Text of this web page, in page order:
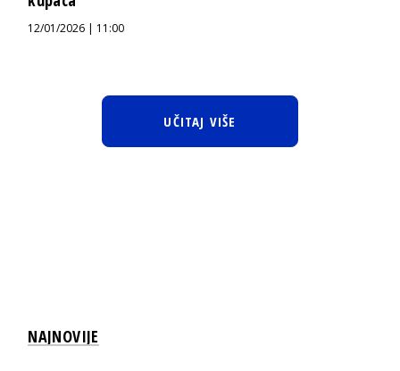
12/01/2026 | 11:00
UČITAJ VIŠE
NAJNOVIJE